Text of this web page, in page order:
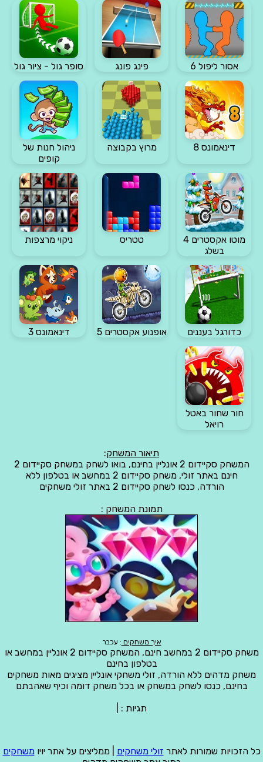
אסור ליפול 6 פינג פונג סופר גול - ציור גול
דינאמונס 8 מרוץ בקבוצה
ניהול חנות של
קופים
מוטו אקסטרים 4
בשלג
טטריס ניקוי מרצפות
כדורגל בעננים אופנוע אקסטרים 5 דינאמונס 3
חור שחור באטל
רויאל
תיאור המשחק:
המשחק סקיידום 2 אונליין בחינם, בואו לשחק במשחק סקיידום 2
חינם באתר זולי, משחק סקיידום 2 במחשב או בטלפון ללא
הורדה, כנסו לשחק סקיידום 2 באתר זולי משחקים
תמונת המשחק :
איך משחקים : עכבר
משחק סקיידום 2 במחשב חינם, המשחק סקיידום 2 אונליין במחשב או
בטלפון בחינם
משחק מדהים ללא הורדה, זולי משחקי אונליין מציגים מאות משחקים
בחינם, כנסו לשחק במשחק או בכל משחק דומה וכיף שאהבתם
תגיות :
כל הזכויות שמורות לאתר זולי משחקים | ממליצים על אתר יויומשחקים